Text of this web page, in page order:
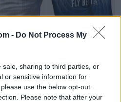
- Do Not Process My
sale, sharing to third parties, or
or sensitive information for
use the below opt-out
Please note that after your
et partage tes propres